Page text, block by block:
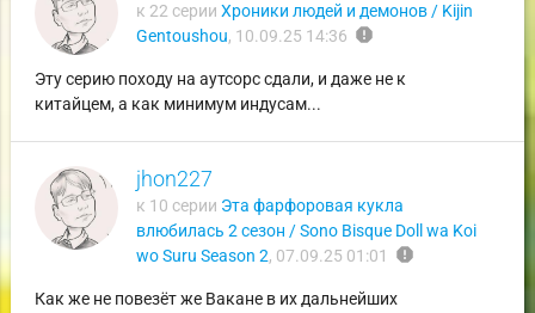
к 22 серии Хроники людей и демонов / Kijin
Gentoushou, 10.09.25 14:36 report
Эту серию походу на аутсорс сдали, и даже не к
китайцем, а как минимум индусам...
jhon227
к 10 серии Эта фарфоровая кукла
влюбилась 2 сезон / Sono Bisque Doll wa Koi
wo Suru Season 2, 07.09.25 01:01 report
Как же не повезёт же Вакане в их дальнейших